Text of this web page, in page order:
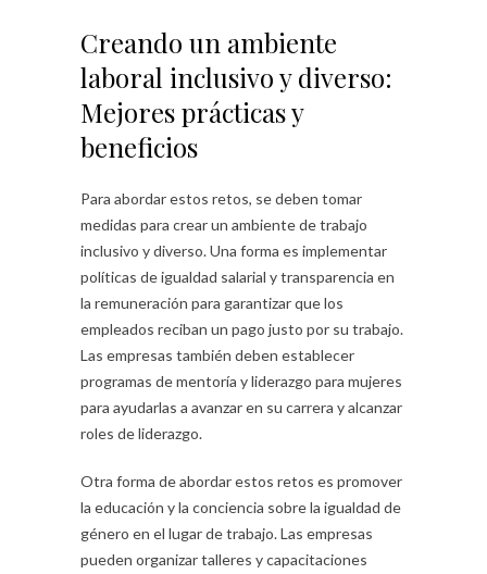
Creando un ambiente
laboral inclusivo y diverso:
Mejores prácticas y
beneficios
Para abordar estos retos, se deben tomar
medidas para crear un ambiente de trabajo
inclusivo y diverso. Una forma es implementar
políticas de igualdad salarial y transparencia en
la remuneración para garantizar que los
empleados reciban un pago justo por su trabajo.
Las empresas también deben establecer
programas de mentoría y liderazgo para mujeres
para ayudarlas a avanzar en su carrera y alcanzar
roles de liderazgo.
Otra forma de abordar estos retos es promover
la educación y la conciencia sobre la igualdad de
género en el lugar de trabajo. Las empresas
pueden organizar talleres y capacitaciones